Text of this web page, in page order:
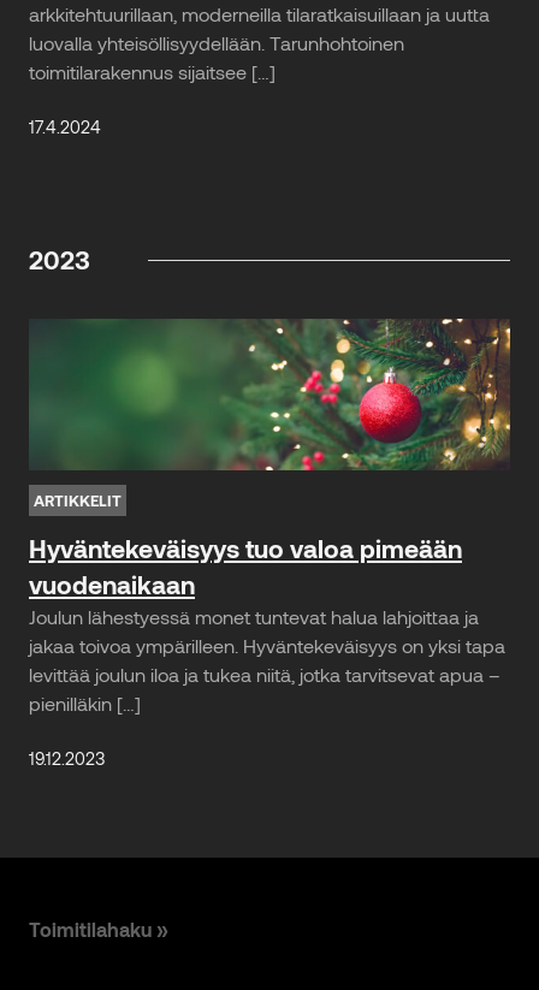
arkkitehtuurillaan, moderneilla tilaratkaisuillaan ja uutta
luovalla yhteisöllisyydellään. Tarunhohtoinen
toimitilarakennus sijaitsee […]
17.4.2024
2023
ARTIKKELIT
Hyväntekeväisyys tuo valoa pimeään
vuodenaikaan
Joulun lähestyessä monet tuntevat halua lahjoittaa ja
jakaa toivoa ympärilleen. Hyväntekeväisyys on yksi tapa
levittää joulun iloa ja tukea niitä, jotka tarvitsevat apua –
pienilläkin […]
19.12.2023
Toimitilahaku »